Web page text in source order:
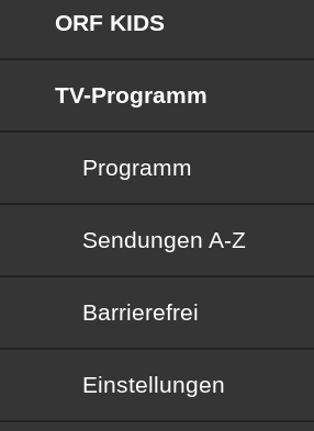
ORF KIDS
TV-Programm
Programm
Sendungen von A bis Z
Sendungen A-Z
Barrierefrei
Barrierefrei
Einstellungen